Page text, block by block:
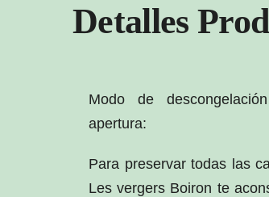
Detalles
Modo de
apertura:
Para preservar todas las
Les vergers Boiron te